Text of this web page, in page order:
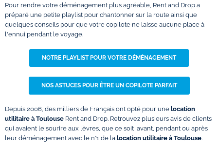
Pour rendre votre déménagement plus agréable, Rent and Drop a
préparé une petite playlist pour chantonner sur la route ainsi que
quelques conseils pour que votre copilote ne laisse aucune place à
l'ennui pendant le voyage.
NOTRE PLAYLIST POUR VOTRE DÉMÉNAGEMENT
NOS ASTUCES POUR ÊTRE UN COPILOTE PARFAIT
Depuis 2006, des milliers de Français ont opté pour une location
utilitaire à Toulouse Rent and Drop. Retrouvez plusieurs avis de clients
qui avaient le sourire aux lèvres, que ce soit avant, pendant ou après
leur déménagement avec le n°1 de la location utilitaire à Toulouse.